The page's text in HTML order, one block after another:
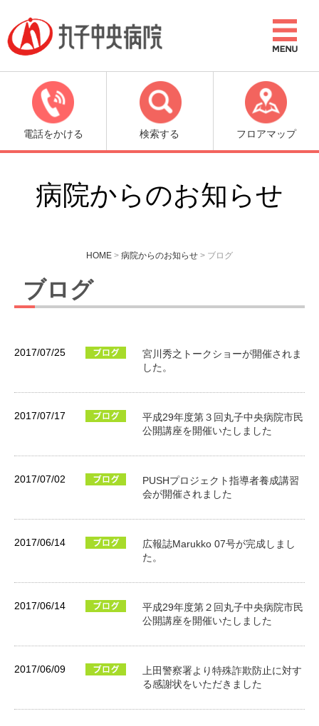
電話をかける 検索する フロアマップ
病院からのお知らせ
HOME > 病院からのお知らせ > ブログ
ブログ
2017/07/25
宮川秀之トークショーが開催されま
した。
2017/07/17
平成29年度第３回丸子中央病院市民
公開講座を開催いたしました
2017/07/02
PUSHプロジェクト指導者養成講習
会が開催されました
2017/06/14
広報誌Marukko 07号が完成しまし
た。
2017/06/14
平成29年度第２回丸子中央病院市民
公開講座を開催いたしました
2017/06/09
上田警察署より特殊詐欺防止に対す
る感謝状をいただきました